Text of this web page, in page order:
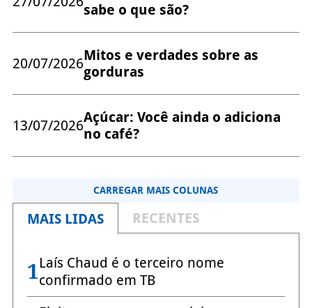
sabe o que são?
20/07/2026Mitos e verdades sobre as
gorduras
13/07/2026Açúcar: Você ainda o adiciona
no café?
CARREGAR MAIS COLUNAS
MAIS LIDAS RECENTES
1Laís Chaud é o terceiro nome
confirmado em TB